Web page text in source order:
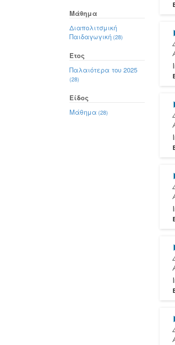
Μάθημα
Διαπολιτσμική
Παιδαγωγική(28)
Έτος
Παλαιότερα του 2025
(28)
Είδος
Μάθημα (28)